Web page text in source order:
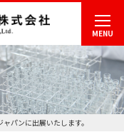
MENU
パンに出展いたします。